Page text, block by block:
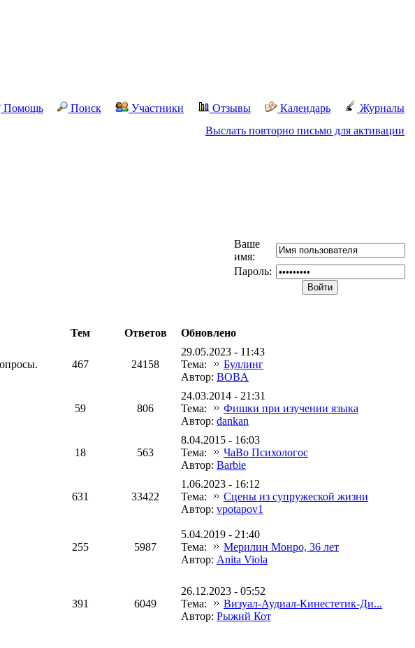
Помощь Поиск Участники Отзывы Календарь
Журналы
Выслать повторно письмо для активации
Ваше
имя:
Пароль:
Тем Ответов
Обновлено
467 24158
29.05.2023 - 11:43
Тема:
Буллинг
Автор: BOBA
59 806
24.03.2014 - 21:31
Тема:
Фишки при изучении языка
Автор: dankan
18 563
8.04.2015 - 16:03
Тема:
ЧаВо Психологос
Автор: Barbie
631 33422
1.06.2023 - 16:12
Тема:
Сцены из супружеской жизни
Автор: vpotapov1
255 5987
5.04.2019 - 21:40
Тема:
Мерилин Монро, 36 лет
Автор: Anita Viola
391 6049
26.12.2023 - 05:52
Тема:
Визуал-Аудиал-Кинестетик-Ди...
Автор: Рыжий Кот